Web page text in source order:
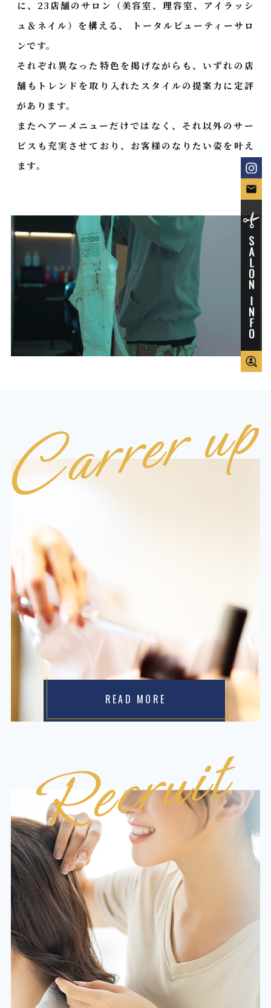
に、23店舗のサロン （美容室、理容室、アイラッシ
ュ＆ネイル）を構える、
トータルビューティーサロ
ンです。
それぞれ異なった特色を掲げながらも、いずれの店
舗も トレンドを取り入れたスタイルの提案力に定評
があります。
またヘアーメニューだけではなく、それ以外のサー
ビスも充実させており、お客様のなりたい姿を叶え
ます。
READ MORE